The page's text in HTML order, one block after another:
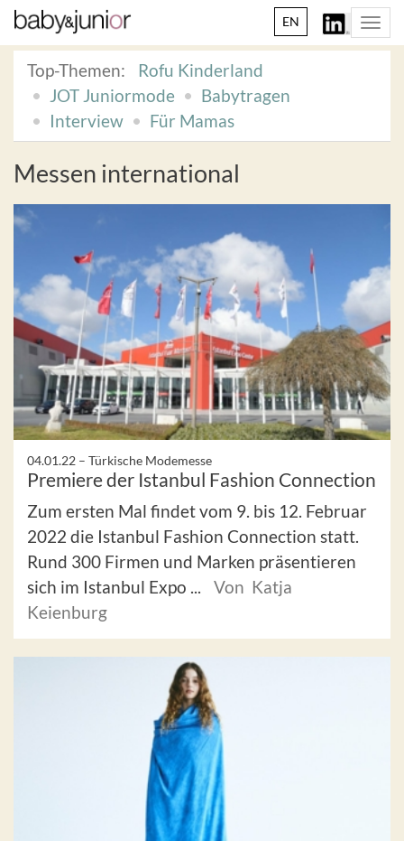
EN
Top-Themen:
Rofu Kinderland
JOT Juniormode
Babytragen
Interview
Für Mamas
Messen international
04.01.22 – Türkische Modemesse
Premiere der Istanbul Fashion Connection
Zum ersten Mal findet vom 9. bis 12. Februar
2022 die Istanbul Fashion Connection statt.
Rund 300 Firmen und Marken präsentieren
sich im Istanbul Expo ...
Von Katja
Keienburg